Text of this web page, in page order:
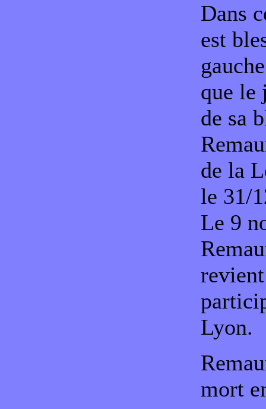
Dans
est
que le
de sa
de la
le 31/
Le 9
Lyon.
mort